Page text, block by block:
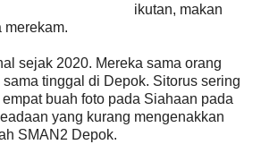
ikutan, makan
merekam.
sejak 2020. Mereka sama orang
sama tinggal di Depok. Sitorus sering
buah foto pada Siahaan pada
yang kurang mengenakkan
SMAN2 Depok.